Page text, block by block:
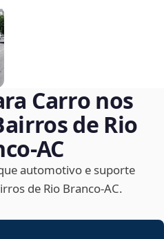
Carro nos
de Rio
automotivo e suporte
de Rio Branco‑AC.